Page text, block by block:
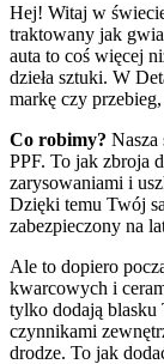
Hej! Witaj w
traktowany jak
auta to coś więcej
dzieła sztuki. W
markę czy
Co robimy? Nasza
PPF. To jak zbroja
zarysowaniami i
Dzięki temu Twój
zabezpieczony na
Ale to dopiero
kwarcowych i
tylko dodają blasku
czynnikami
drodze. To jak